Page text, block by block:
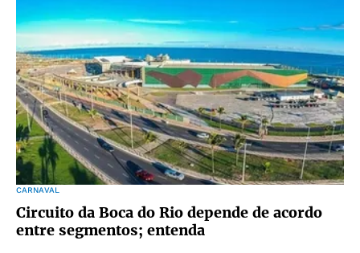
CARNAVAL
Circuito da Boca do Rio depende de acordo
entre segmentos; entenda